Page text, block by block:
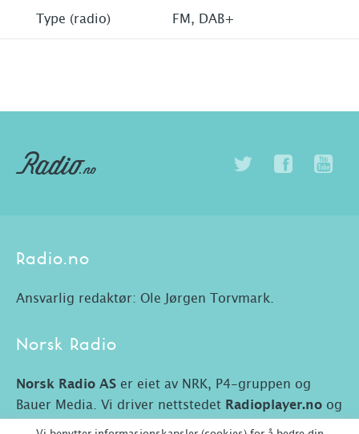
Type (radio) FM, DAB+
Radio.no
Ansvarlig redaktør: Ole Jørgen Torvmark.
Norsk Radio
Norsk Radio AS er eiet av NRK, P4-gruppen og
Bauer Media. Vi driver nettstedet Radioplayer.no og